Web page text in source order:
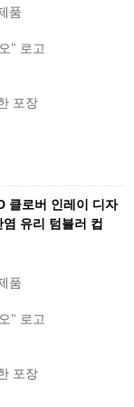
품
" 로고
포장
클로버 인레이 디자
유리 텀블러 컵
품
" 로고
포장